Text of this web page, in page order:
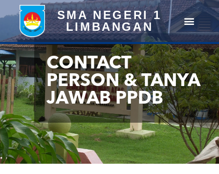
SMA NEGERI 1
LIMBANGAN
CONTACT
PERSON & TANYA
JAWAB PPDB